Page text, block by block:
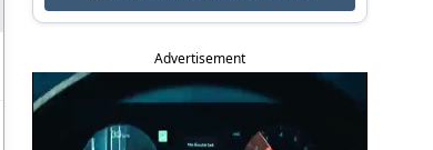
Advertisement